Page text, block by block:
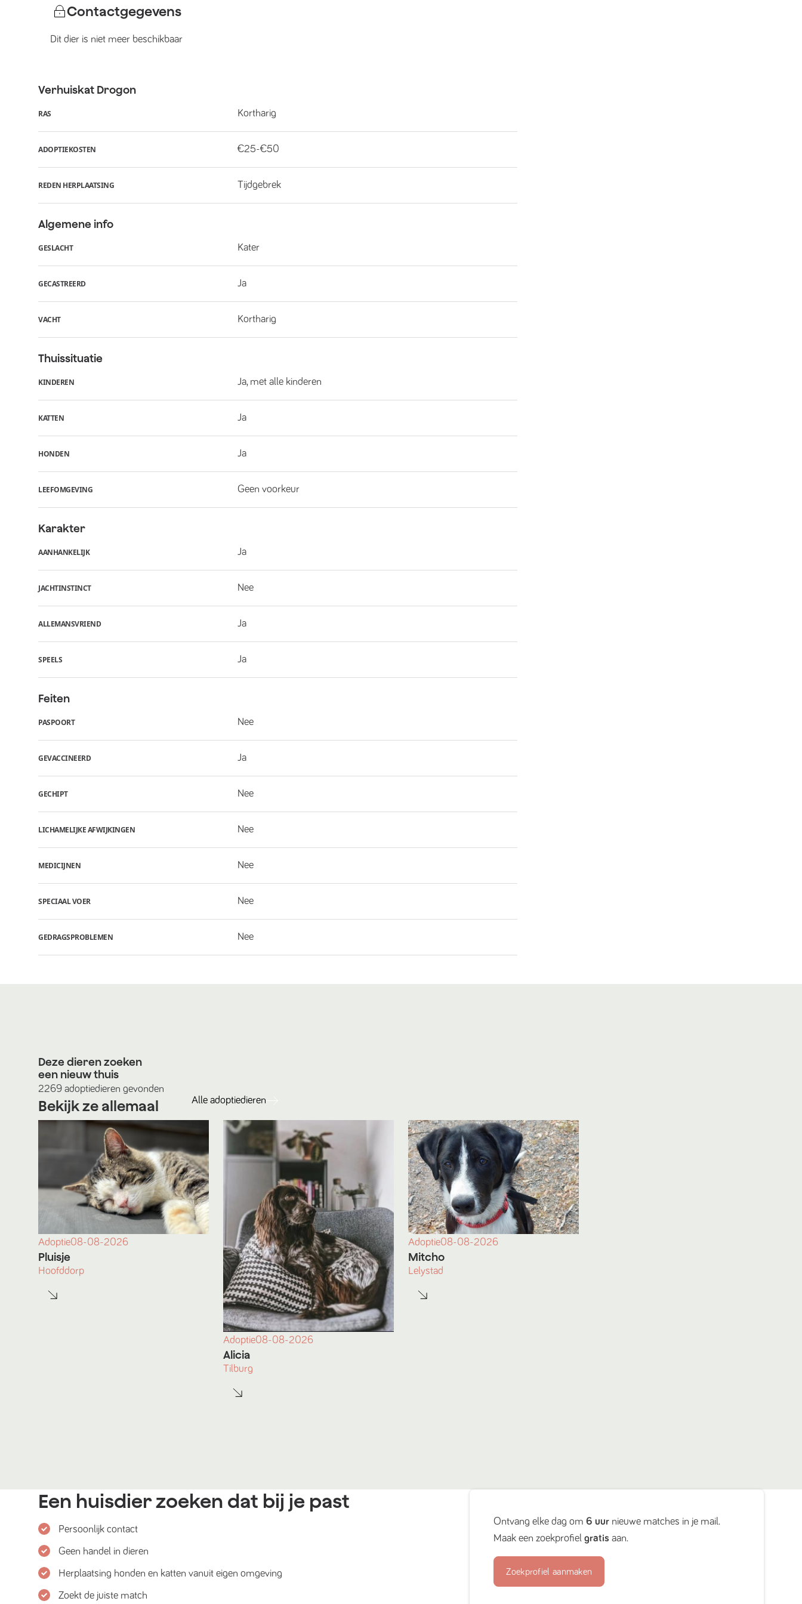
Contactgegevens
Dit dier is niet meer beschikbaar
Verhuiskat Drogon
RAS Kortharig
ADOPTIEKOSTEN €25-€50
REDEN HERPLAATSING Tijdgebrek
Algemene info
GESLACHT Kater
GECASTREERD Ja
VACHT Kortharig
Thuissituatie
KINDEREN Ja, met alle kinderen
KATTEN Ja
HONDEN Ja
LEEFOMGEVING Geen voorkeur
Karakter
AANHANKELIJK Ja
JACHTINSTINCT Nee
ALLEMANSVRIEND Ja
SPEELS Ja
Feiten
PASPOORT Nee
GEVACCINEERD Ja
GECHIPT Nee
LICHAMELIJKE AFWIJKINGEN Nee
MEDICIJNEN Nee
SPECIAAL VOER Nee
GEDRAGSPROBLEMEN Nee
Deze dieren zoeken
een nieuw thuis
2269 adoptiedieren gevonden
Bekijk ze allemaal Alle adoptiedieren
Adoptie08-08-2026
Pluisje
Hoofddorp
Adoptie08-08-2026
Alicia
Tilburg
Adoptie08-08-2026
Mitcho
Lelystad
Een huisdier zoeken dat bij je past
Persoonlijk contact
Geen handel in dieren
Herplaatsing honden en katten vanuit eigen omgeving
Zoekt de juiste match
Ontvang elke dag om6 uur nieuwe matches in je mail.
Maak een zoekprofielgratis aan.
Zoekprofiel aanmaken